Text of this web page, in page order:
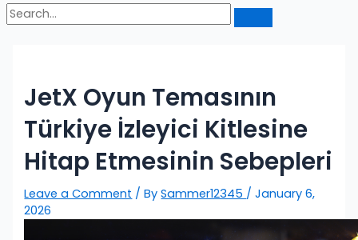
JetX Oyun Temasının
Türkiye İzleyici Kitlesine
Hitap Etmesinin Sebepleri
Leave a Comment / BySammer12345 /January 6,
2026